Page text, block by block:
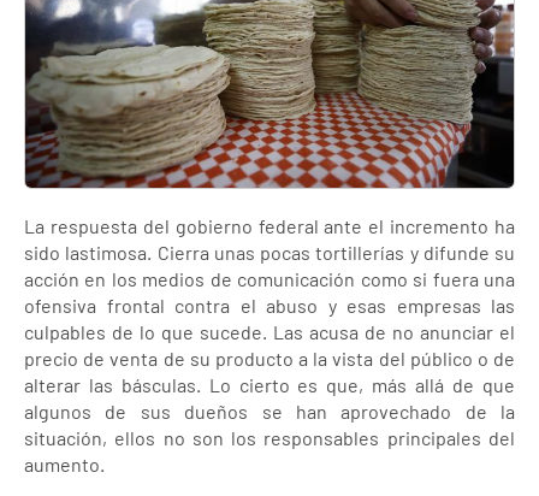
La respuesta del gobierno federal ante el incremento ha
sido lastimosa. Cierra unas pocas tortillerías y difunde su
acción en los medios de comunicación como si fuera una
ofensiva frontal contra el abuso y esas empresas las
culpables de lo que sucede. Las acusa de no anunciar el
precio de venta de su producto a la vista del público o de
alterar las básculas. Lo cierto es que, más allá de que
algunos de sus dueños se han aprovechado de la
situación, ellos no son los responsables principales del
aumento.